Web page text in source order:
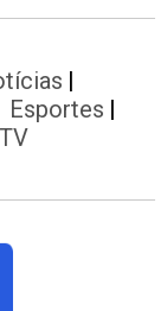
Esportes